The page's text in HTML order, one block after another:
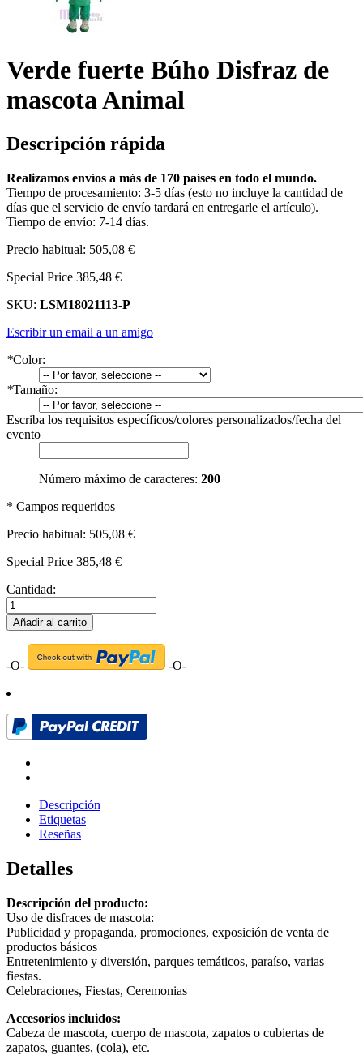
Verde fuerte Búho Disfraz de
mascota Animal
Descripción rápida
Realizamos envíos a más de 170 países en todo el mundo.
Tiempo de procesamiento: 3-5 días (esto no incluye la cantidad de
días que el servicio de envío tardará en entregarle el artículo).
Tiempo de envío: 7-14 días.
Precio habitual: 505,08 €
Special Price 385,48 €
SKU: LSM18021113-P
Escribir un email a un amigo
*Color:
*Tamaño:
Escriba los requisitos específicos/colores personalizados/fecha del
evento
Número máximo de caracteres: 200
* Campos requeridos
Precio habitual: 505,08 €
Special Price 385,48 €
Cantidad:
Añadir al carrito
-O- -O-
Descripción
Etiquetas
Reseñas
Detalles
Descripción del producto:
Uso de disfraces de mascota:
Publicidad y propaganda, promociones, exposición de venta de
productos básicos
Entretenimiento y diversión, parques temáticos, paraíso, varias
fiestas.
Celebraciones, Fiestas, Ceremonias
Accesorios incluidos:
Cabeza de mascota, cuerpo de mascota, zapatos o cubiertas de
zapatos, guantes, (cola), etc.